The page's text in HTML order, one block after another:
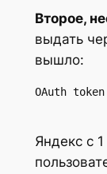
Второе,
выдать
вышло:
OAuth
Яндекс с